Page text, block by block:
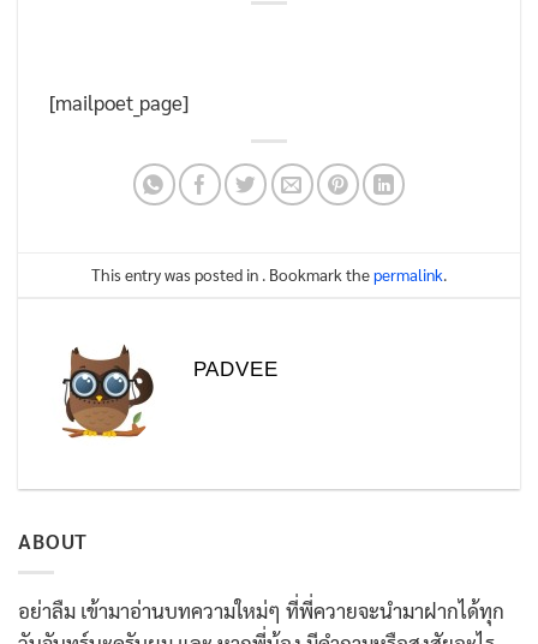
[mailpoet_page]
This entry was posted in . Bookmark thepermalink.
PADVEE
ABOUT
อย่าลืม เข้ามาอ่านบทความใหม่ๆ ที่พี่ควายจะนำมาฝากได้ทุก